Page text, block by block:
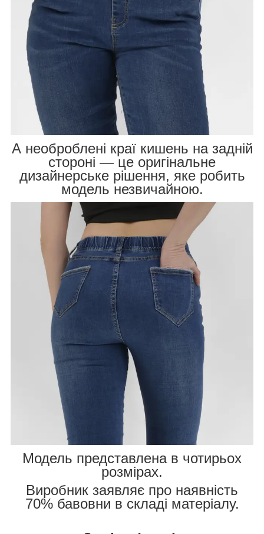
А необроблені краї кишень на задній
стороні — це оригінальне
дизайнерське рішення, яке робить
модель незвичайною.
Модель представлена в чотирьох
розмірах.
Виробник заявляє про наявність
70% бавовни в складі матеріалу.